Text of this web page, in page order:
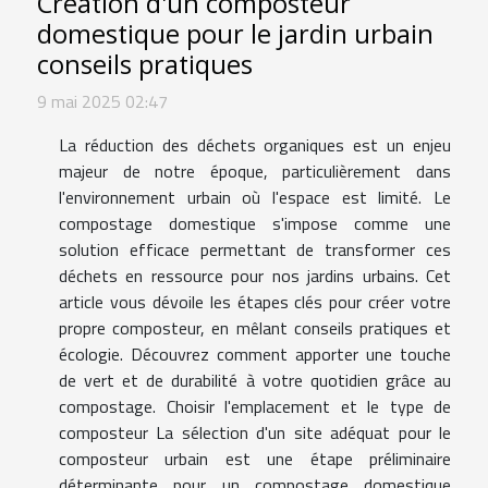
domestique pour le jardin urbain
conseils pratiques
9 mai 2025 02:47
La réduction des déchets organiques est un enjeu
majeur de notre époque, particulièrement dans
l'environnement urbain où l'espace est limité. Le
compostage domestique s'impose comme une
solution efficace permettant de transformer ces
déchets en ressource pour nos jardins urbains. Cet
article vous dévoile les étapes clés pour créer votre
propre composteur, en mêlant conseils pratiques et
écologie. Découvrez comment apporter une touche
de vert et de durabilité à votre quotidien grâce au
compostage. Choisir l'emplacement et le type de
composteur La sélection d'un site adéquat pour le
composteur urbain est une étape préliminaire